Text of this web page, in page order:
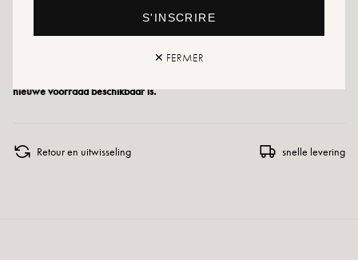
Maatadvies: Kies voor dit model uw gebruikelijke maat.
Als uw maat niet meer beschikbaar is, aarzel dan niet om een melding te
nieuwe voorraad beschikbaar is.
Retour en uitwisseling snelle levering
S'INSCRIRE
✕ FERMER